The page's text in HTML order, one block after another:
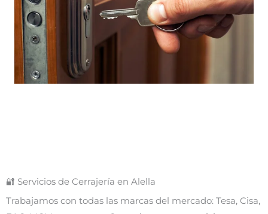
🔐 Servicios de Cerrajería en Alella
Trabajamos con todas las marcas del mercado: Tesa, Cisa,